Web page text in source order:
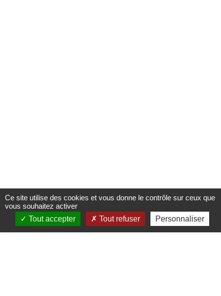
Ce site utilise des cookies et vous donne le contrôle sur ceux que
vous souhaitez activer
Tout accepter
Tout refuser Personnaliser